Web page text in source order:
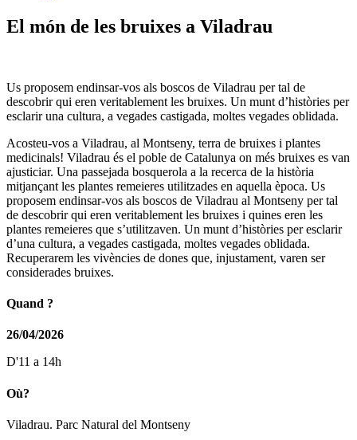
El món de les bruixes a Viladrau
Us proposem endinsar-vos als boscos de Viladrau per tal de
descobrir qui eren veritablement les bruixes. Un munt d’històries per
esclarir una cultura, a vegades castigada, moltes vegades oblidada.
Acosteu-vos a Viladrau, al Montseny, terra de bruixes i plantes
medicinals! Viladrau és el poble de Catalunya on més bruixes es van
ajusticiar. Una passejada bosquerola a la recerca de la història
mitjançant les plantes remeieres utilitzades en aquella època. Us
proposem endinsar-vos als boscos de Viladrau al Montseny per tal
de descobrir qui eren veritablement les bruixes i quines eren les
plantes remeieres que s’utilitzaven. Un munt d’històries per esclarir
d’una cultura, a vegades castigada, moltes vegades oblidada.
Recuperarem les vivències de dones que, injustament, varen ser
considerades bruixes.
Quand ?
26/04/2026
D'11 a 14h
Où?
Viladrau. Parc Natural del Montseny